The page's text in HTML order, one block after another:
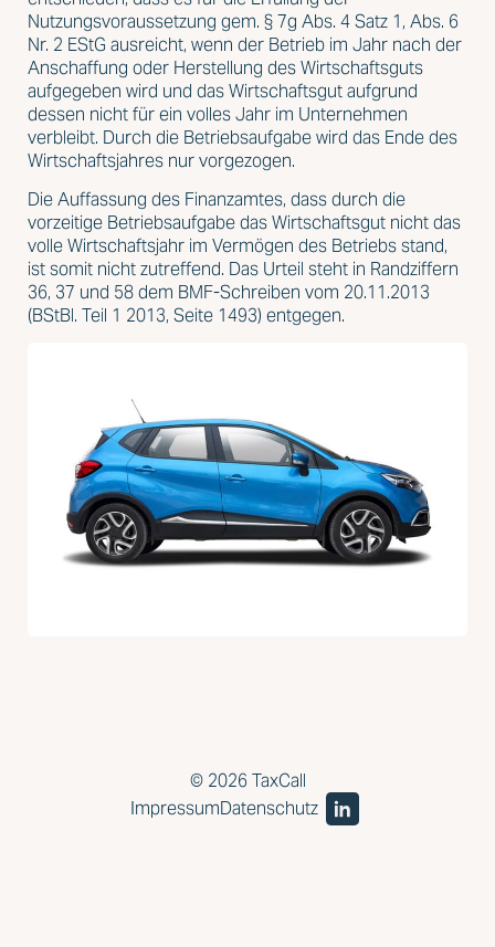
Nutzungsvoraussetzung gem. § 7g Abs. 4 Satz 1, Abs. 6
Nr. 2 EStG ausreicht, wenn der Betrieb im Jahr nach der
Anschaffung oder Herstellung des Wirtschaftsguts
aufgegeben wird und das Wirtschaftsgut aufgrund
dessen nicht für ein volles Jahr im Unternehmen
verbleibt. Durch die Betriebsaufgabe wird das Ende des
Wirtschaftsjahres nur vorgezogen.
Die Auffassung des Finanzamtes, dass durch die
vorzeitige Betriebsaufgabe das Wirtschaftsgut nicht das
volle Wirtschaftsjahr im Vermögen des Betriebs stand,
ist somit nicht zutreffend. Das Urteil steht in Randziffern
36, 37 und 58 dem BMF-Schreiben vom 20.11.2013
(BStBl. Teil 1 2013, Seite 1493) entgegen.
© 2026 TaxCall
ImpressumDatenschutz